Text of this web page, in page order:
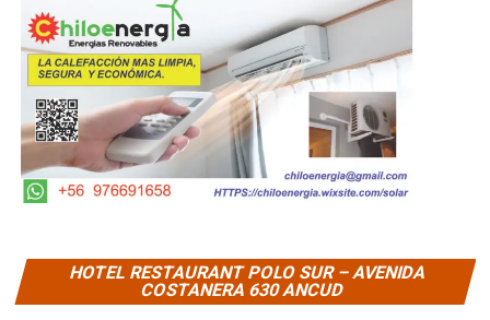
HOTEL RESTAURANT POLO SUR – AVENIDA
COSTANERA 630 ANCUD